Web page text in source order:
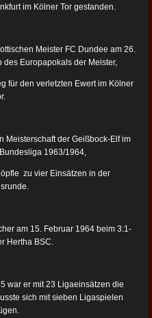
im Kölner Tor gestanden.
Meister FC Dundee am 26.
des Europapokals der Meister,
für den verletzten Ewert im Kölner
Meisterschaft der Geißbock-Elf im
1963/1964,
zu vier Einsätzen in der
am 15. Februar 1964 beim 3:1-
Hertha BSC.
war er mit 23 Ligaeinsätzen die
sich mit sieben Ligaspielen